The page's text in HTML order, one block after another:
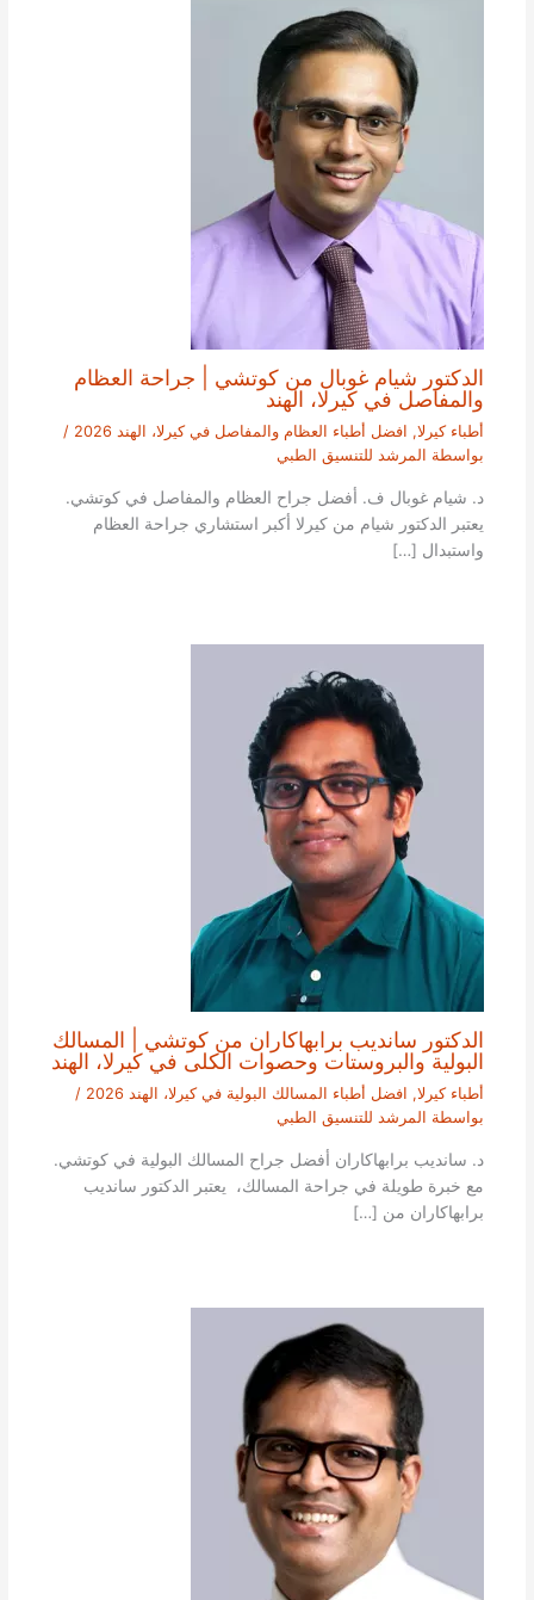
الدكتور شيام غوبال من كوتشي | جراحة العظام
والمفاصل في كيرلا، الهند
أطباء كيرلا, افضل أطباء العظام والمفاصل في كيرلا، الهند 2026
/
بواسطة المرشد للتنسيق الطبي
د. شيام غوبال ف. أفضل جراح العظام والمفاصل في كوتشي.
يعتبر الدكتور شيام من كيرلا أكبر استشاري جراحة العظام
واستبدال […]
الدكتور سانديب برابهاكاران من كوتشي | المسالك
البولية والبروستات وحصوات الكلى في كيرلا، الهند
أطباء كيرلا, افضل أطباء المسالك البولية في كيرلا، الهند 2026
/
بواسطة المرشد للتنسيق الطبي
د. سانديب برابهاكاران أفضل جراح المسالك البولية في كوتشي.
مع خبرة طويلة في جراحة المسالك، يعتبر الدكتور سانديب
برابهاكاران من […]